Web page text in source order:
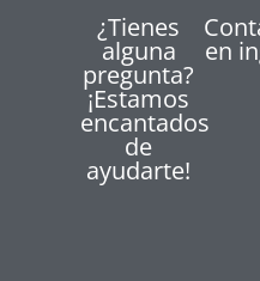
¿Tienes
alguna
pregunta?
¡Estamos
encantados
de
ayudarte!
en